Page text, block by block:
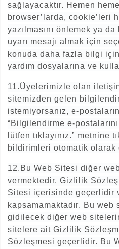
sağlayacaktır. Hemen
browser’larda, cookie’leri
yazılmasını önlemek ya
uyarı mesajı almak için
konuda daha fazla bilgi için
yardım dosyalarına ve
11.Üyelerimizle olan
sitemizden gelen
istemiyorsanız, e-
“Bilgilendirme e-
lütfen tıklayınız.” metnine
bildirimleri otomatik olarak
12.Bu Web Sitesi diğer
vermektedir. Gizlilik
Sitesi içerisinde geçerlidir
kapsamamaktadır. Bu
gidilecek diğer web
sitelere ait Gizlilik
Sözleşmesi geçerlidir. Bu